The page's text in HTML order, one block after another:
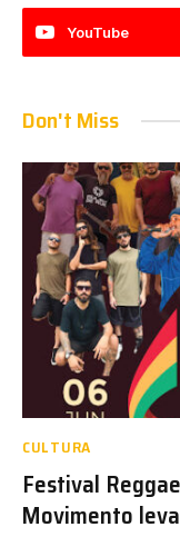
YouTube
Don't Miss
CULTURA
Festival
Movimento